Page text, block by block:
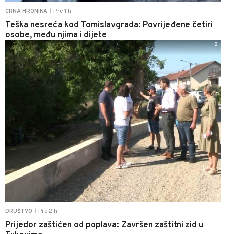
CRNA HRONIKA Pre 1 h
Teška nesreća kod Tomislavgrada: Povrijeđene četiri
osobe, među njima i dijete
DRUŠTVO Pre 2 h
Prijedor zaštićen od poplava: Završen zaštitni zid u
0